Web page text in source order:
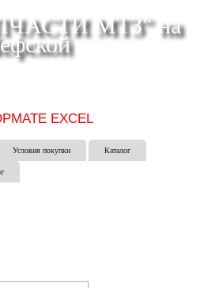
МТЗ" на
EXCEL
Условия покупки Каталог